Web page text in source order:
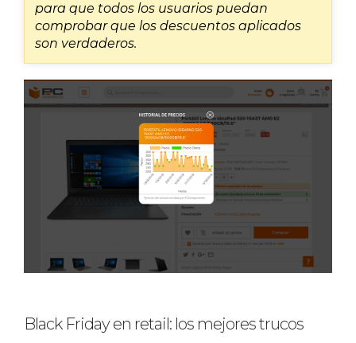
para que todos los usuarios puedan
comprobar que los descuentos aplicados
son verdaderos.
Black Friday en retail: los mejores trucos